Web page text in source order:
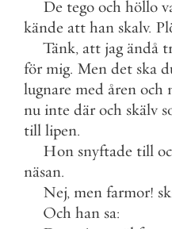
De tego och höllo
kände att han skalv.
Tänk, att jag ändå
för mig. Men det ska
lugnare med åren och
nu inte där och skälv
till lipen.
Hon snyftade till
näsan.
Nej, men farmor!
Och han sa: